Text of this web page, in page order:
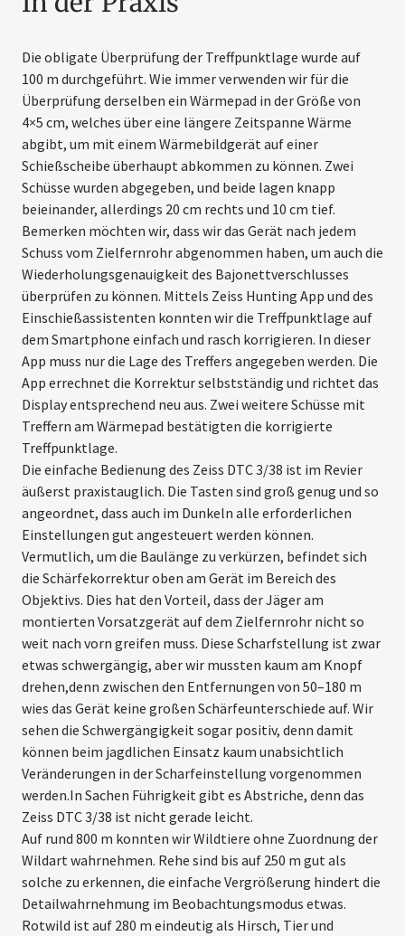
Die obligate Überprüfung der Treffpunktlage wurde auf
100 m durch­geführt. Wie immer verwenden wir für die
Überprüfung derselben ein Wärmepad in der Größe von
4×5 cm, welches über eine längere Zeitspanne Wärme
abgibt, um mit einem Wärmebildgerät auf einer
Schießscheibe überhaupt ­abkommen zu können. Zwei
Schüsse wurden abgegeben, und beide lagen knapp
beieinander, allerdings 20 cm rechts und 10 cm tief.
Bemerken ­möchten wir, dass wir das Gerät nach jedem
Schuss vom Zielfernrohr ab­genommen haben, um auch die
Wiederholungs­genauigkeit des Bajonett­verschlusses
überprüfen zu können. Mittels Zeiss Hunting App und des
Einschießassistenten konnten wir die Treffpunktlage auf
dem Smartphone einfach und rasch korrigieren. In dieser
App muss nur die Lage des Treffers ­angegeben werden. Die
App errechnet die Korrektur selbstständig und richtet das
Display entsprechend neu aus. Zwei weitere Schüsse mit
Treffern am Wärmepad bestätigten die korrigierte
Treffpunktlage.
Die einfache Bedienung des Zeiss DTC 3/38 ist im Revier
äußerst praxistauglich. Die Tasten sind groß genug und so
angeordnet, dass auch im Dunkeln alle erforderlichen
Einstellungen gut angesteuert werden können.
Vermutlich, um die Baulänge zu verkürzen, befindet sich
die Schärfekorrektur oben am Gerät im Bereich des
Objektivs. Dies hat den Vorteil, dass der Jäger am
montierten Vorsatzgerät auf dem Zielfernrohr nicht so
weit nach vorn greifen muss. Diese Scharfstellung ist zwar
etwas schwergängig, aber wir mussten kaum am Knopf
drehen,denn zwischen den Entfernungen von 50–180 m
wies das Gerät keine großen Schärfeunterschiede auf. Wir
sehen die Schwergängigkeit sogar positiv, denn damit
können beim jagd­lichen Einsatz kaum unabsichtlich
Veränderungen in der Scharfeinstellung vorgenommen
werden.In Sachen Führigkeit gibt es Abstriche, denn das
Zeiss DTC 3/38 ist nicht ­gerade leicht.
Auf rund 800 m konnten wir Wildtiere ohne Zuordnung der
Wildart wahrnehmen. Rehe sind bis auf 250 m gut als
solche zu erkennen, die einfache Vergrößerung hindert die
Detail­wahrnehmung im Beobachtungsmodus etwas.
Rotwild ist auf 280 m eindeutig als Hirsch, Tier und